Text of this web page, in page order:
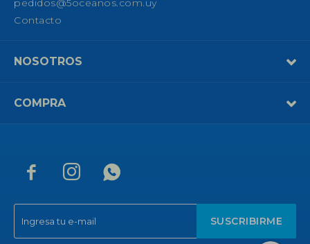
  
SUSCRIBIRME
pedidos@5oceanos.com.uy
Contacto
NOSOTROS
COMPRA